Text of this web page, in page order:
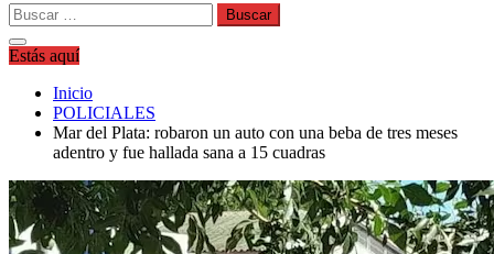
Buscar:
Estás aquí
Inicio
POLICIALES
Mar del Plata: robaron un auto con una beba de tres meses
adentro y fue hallada sana a 15 cuadras